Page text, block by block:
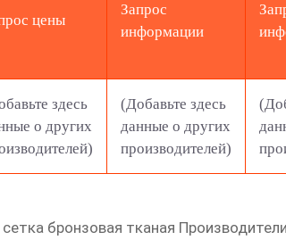
цены
Запрос
информации
здесь
о других
(Добавьте здесь
данные о других
производителей)
сетка бронзовая тканая Производители